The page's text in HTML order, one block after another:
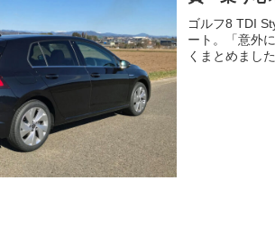
ゴルフ8 TDI
ート。「意外
くまとめました